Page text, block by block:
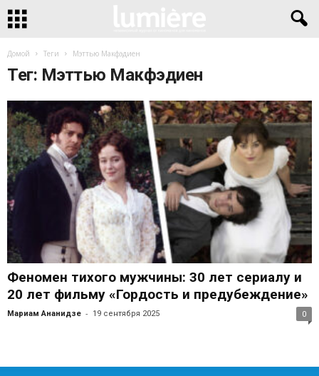
Домой Теги Мэттью Макфэдиен
Тег: Мэттью Макфэдиен
Феномен тихого мужчины: 30 лет сериалу и
20 лет фильму «Гордость и предубеждение»
Мариам Ананидзе - 19 сентября 2025 0